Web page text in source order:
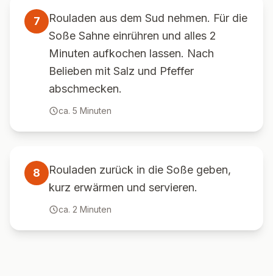
7
Rouladen aus dem Sud nehmen. Für die
Soße Sahne einrühren und alles 2
Minuten aufkochen lassen. Nach
Belieben mit Salz und Pfeffer
abschmecken.
ca. 5 Minuten
8
Rouladen zurück in die Soße geben,
kurz erwärmen und servieren.
ca. 2 Minuten